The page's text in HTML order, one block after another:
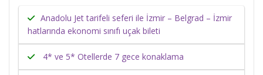
Anadolu Jet tarifeli seferi ile İzmir – Belgrad – İzmir
hatlarında ekonomi sınıfı uçak bileti
4* ve 5* Otellerde 7 gece konaklama